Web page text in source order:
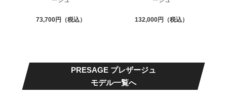
73,700 132,000
PRESAGE プレザージュ
モデル一覧へ